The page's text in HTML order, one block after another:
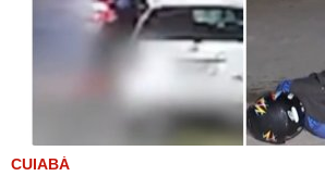
CUIABÁ